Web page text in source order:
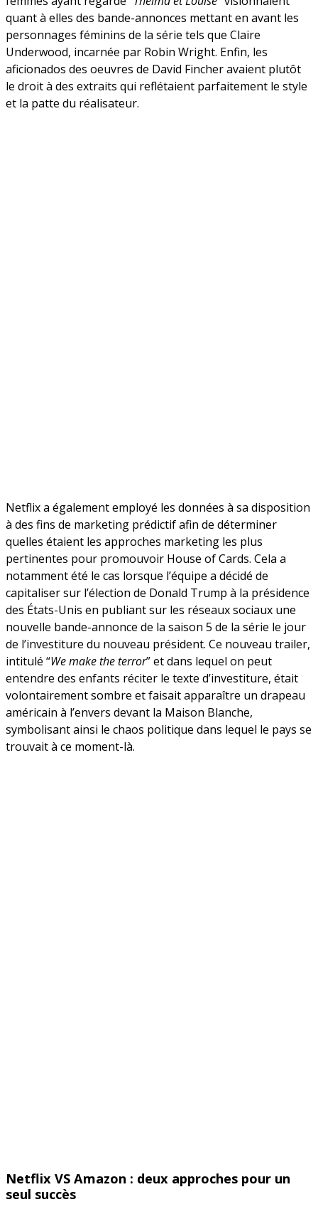
quant à elles des bande-annonces mettant en avant les
personnages féminins de la série tels que Claire
Underwood, incarnée par Robin Wright. Enfin, les
aficionados des oeuvres de David Fincher avaient plutôt
le droit à des extraits qui reflétaient parfaitement le style
et la patte du réalisateur.
Netflix a également employé les données à sa disposition
à des fins de marketing prédictif afin de déterminer
quelles étaient les approches marketing les plus
pertinentes pour promouvoir House of Cards. Cela a
notamment été le cas lorsque l’équipe a décidé de
capitaliser sur l’élection de Donald Trump à la présidence
des États-Unis en publiant sur les réseaux sociaux une
nouvelle bande-annonce de la saison 5 de la série le jour
de l’investiture du nouveau président. Ce nouveau trailer,
intitulé “We make the terror” et dans lequel on peut
entendre des enfants réciter le texte d’investiture, était
volontairement sombre et faisait apparaître un drapeau
américain à l’envers devant la Maison Blanche,
symbolisant ainsi le chaos politique dans lequel le pays se
trouvait à ce moment-là.
Netflix VS Amazon : deux approches pour un
seul succès